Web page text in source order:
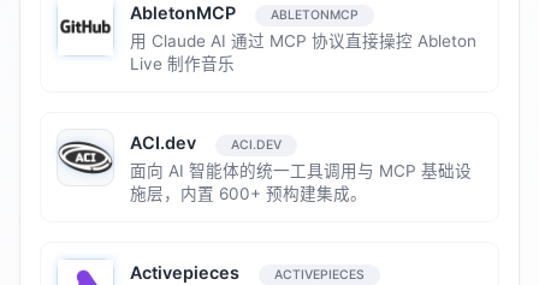
AbletonMCP ABLETONMCP
用 Claude AI 通过 MCP 协议直接操控 Ableton
Live 制作音乐
ACI.dev ACI.DEV
面向 AI 智能体的统一工具调用与 MCP 基础设
施层，内置 600+ 预构建集成。
Activepieces ACTIVEPIECES